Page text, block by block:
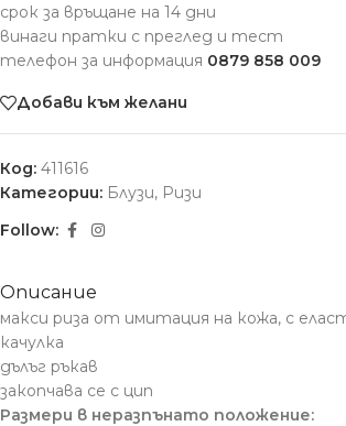
срок за връщане на 14 дни
винаги пратки с преглед и тест
телефон за информация 0879 858 009
Добави към желани
Код: 411616
Категории: Блузи, Ризи
Follow:
Описание
макси риза от имитация на кожа, с
качулка
дълъг ръкав
закопчава се с цип
Размери в неразпънато положение: